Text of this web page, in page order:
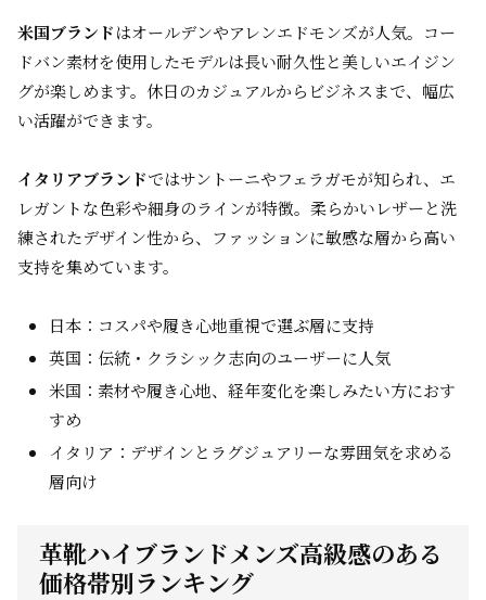
米国ブランドはオールデンやアレンエドモンズが人気。コー
ドバン素材を使用したモデルは長い耐久性と美しいエイジン
グが楽しめます。休日のカジュアルからビジネスまで、幅広
い活躍ができます。
イタリアブランドではサントーニやフェラガモが知られ、エ
レガントな色彩や細身のラインが特徴。柔らかいレザーと洗
練されたデザイン性から、ファッションに敏感な層から高い
支持を集めています。
日本：コスパや履き心地重視で選ぶ層に支持
英国：伝統・クラシック志向のユーザーに人気
米国：素材や履き心地、経年変化を楽しみたい方におす
すめ
イタリア：デザインとラグジュアリーな雰囲気を求める
層向け
革靴ハイブランドメンズ高級感のある
価格帯別ランキング